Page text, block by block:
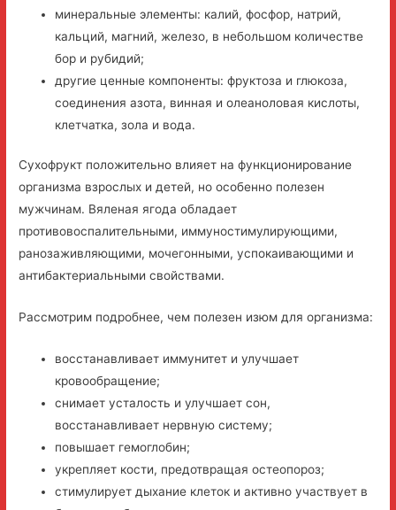
минеральные элементы: калий, фосфор, натрий,
кальций, магний, железо, в небольшом количестве
бор и рубидий;
другие ценные компоненты: фруктоза и глюкоза,
соединения азота, винная и олеаноловая кислоты,
клетчатка, зола и вода.
Сухофрукт положительно влияет на функционирование
организма взрослых и детей, но особенно полезен
мужчинам. Вяленая ягода обладает
противовоспалительными, иммуностимулирующими,
ранозаживляющими, мочегонными, успокаивающими и
антибактериальными свойствами.
Рассмотрим подробнее, чем полезен изюм для организма:
восстанавливает иммунитет и улучшает
кровообращение;
снимает усталость и улучшает сон,
восстанавливает нервную систему;
повышает гемоглобин;
укрепляет кости, предотвращая остеопороз;
стимулирует дыхание клеток и активно участвует в